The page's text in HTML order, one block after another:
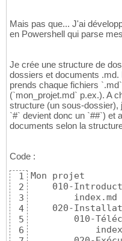
Mais pas que... J'ai
en Powershell qui parse
Je crée une structure de
dossiers et documents
prends chaque fichiers
(`mon_projet.md` p.ex.). A
structure (un sous-dossier),
`#` devient donc un `##`) et
documents selon la
Code :
1
2
3
4
5
6
Mon projet
010-
        index.md
020-
010-